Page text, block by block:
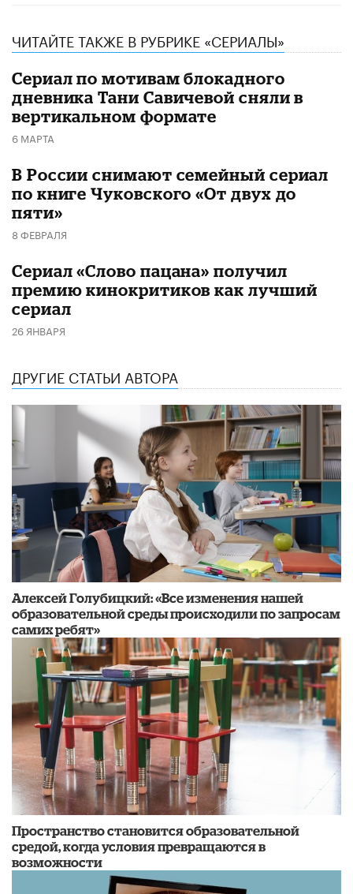
ЧИТАЙТЕ ТАКЖЕ В РУБРИКЕ «СЕРИАЛЫ»
Сериал по мотивам блокадного
дневника Тани Савичевой сняли в
вертикальном формате
6 МАРТА
В России снимают семейный сериал
по книге Чуковского «От двух до
пяти»
8 ФЕВРАЛЯ
Сериал «Слово пацана» получил
премию кинокритиков как лучший
сериал
26 ЯНВАРЯ
ДРУГИЕ СТАТЬИ АВТОРА
​Алексей Голубицкий: «Все изменения нашей
образовательной среды происходили по запросам
самих ребят»
Пространство становится образовательной
средой, когда условия превращаются в
возможности